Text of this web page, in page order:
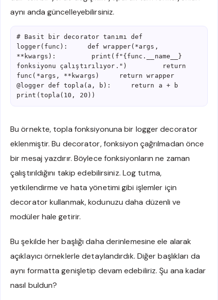
aynı anda güncelleyebilirsiniz.
# Basit bir decorator tanımı def
logger(func):     def wrapper(*args,
**kwargs):         print(f"{func.__name__}
fonksiyonu çalıştırılıyor.")         return
func(*args, **kwargs)     return wrapper
@logger def topla(a, b):     return a + b
print(topla(10, 20))
Bu örnekte, topla fonksiyonuna bir logger decorator
eklenmiştir. Bu decorator, fonksiyon çağrılmadan önce
bir mesaj yazdırır. Böylece fonksiyonların ne zaman
çalıştırıldığını takip edebilirsiniz. Log tutma,
yetkilendirme ve hata yönetimi gibi işlemler için
decorator kullanmak, kodunuzu daha düzenli ve
modüler hale getirir.
Bu şekilde her başlığı daha derinlemesine ele alarak
açıklayıcı örneklerle detaylandırdık. Diğer başlıkları da
aynı formatta genişletip devam edebiliriz. Şu ana kadar
nasıl buldun?